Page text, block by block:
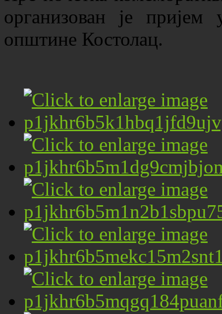
организован је пријем
општине Костолац.